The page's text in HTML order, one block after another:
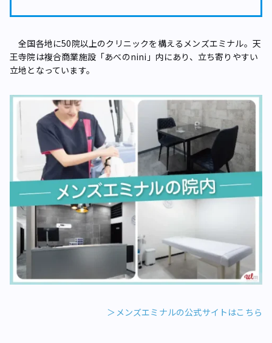
全国各地に50院以上のクリニックを構えるメンズエミナル。天
王寺院は複合商業施設「あべのnini」内にあり、立ち寄りやすい
立地となっています。
＞メンズエミナルの公式サイトはこちら